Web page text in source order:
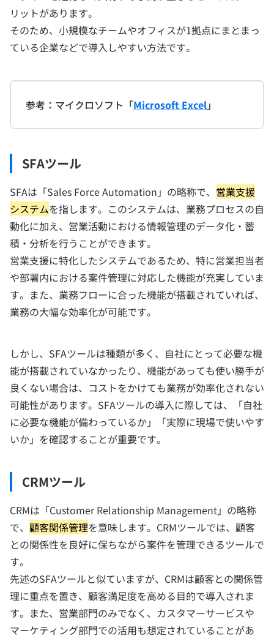
リットがあります。
そのため、小規模なチームやオフィスが1拠点にまとまっ
ている企業などで導入しやすい方法です。
参考：マイクロソフト「Microsoft Excel」
SFAツール
SFAは「Sales Force Automation」の略称で、 営業支援
システムを指します。このシステムは、業務プロセスの自
動化に加え、営業活動における情報管理のデータ化・蓄
積・分析を行うことができます。
営業支援に特化したシステムであるため、特に営業担当者
や部署内における案件管理に対応した機能が充実していま
す。また、業務フローに合った機能が搭載されていれば、
業務の大幅な効率化が可能です。
しかし、SFAツールは種類が多く、自社にとって必要な機
能が搭載されていなかったり、機能があっても使い勝手が
良くない場合は、コストをかけても業務が効率化されない
可能性があります。SFAツールの導入に際しては、「自社
に必要な機能が備わっているか」「実際に現場で使いやす
いか」を確認することが重要です。
CRMツール
CRMは「Customer Relationship Management」の略称
で、 顧客関係管理を意味します。CRMツールでは、顧客
との関係性を良好に保ちながら案件を管理できるツールで
す。
先述のSFAツールと似ていますが、CRMは顧客との関係管
理に重点を置き、顧客満足度を高める目的で導入されま
す。また、営業部門のみでなく、カスタマーサービスや
マーケティング部門での活用も想定されていることがあ